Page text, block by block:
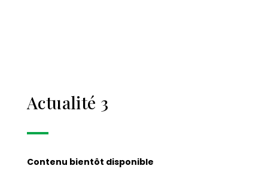
Actualité 3
Contenu bientôt disponible